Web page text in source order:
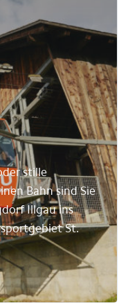
stille
Bahn sind Sie
Illgau ins
St.